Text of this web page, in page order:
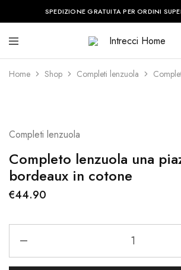
SPEDIZIONE GRATUITA PER ORDINI
Intrecci
Home
è
posto
a
perfetta.
Home Shop Completi lenzuola
Completi lenzuola
Completo lenzuola una
bordeaux in cotone
€44.90